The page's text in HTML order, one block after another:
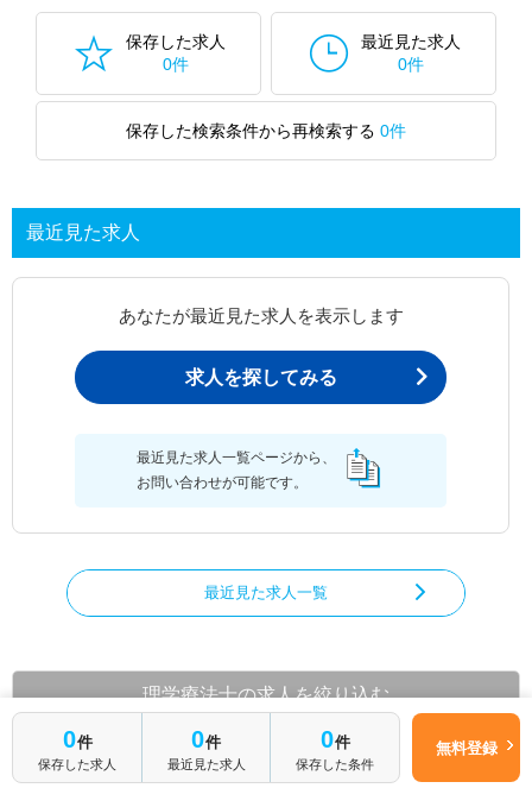
保存した求人
0件
最近見た求人
0件
保存した検索条件から再検索する 0件
最近見た求人
あなたが最近見た求人を表示します
求人を探してみる
最近見た求人一覧ページから、
お問い合わせが可能です。
最近見た求人一覧
0件
保存した求人
0件
最近見た求人
0件
保存した条件
無料登録
理学療法士の求人を絞り込む
都道府県から理学療法士の求人を探す
北海道 青森県
岩手県